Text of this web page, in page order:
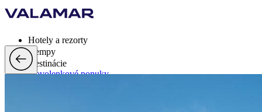
Hotely a rezorty
Kempy
Destinácie
Dovolenkové ponuky